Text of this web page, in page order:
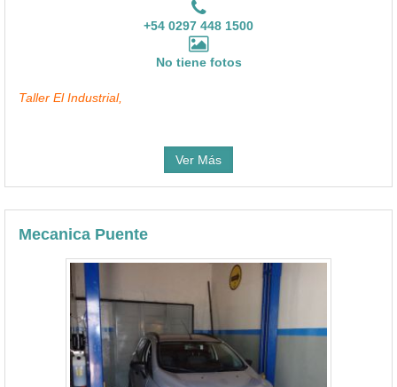
+54 0297 448 1500
No tiene fotos
Taller El Industrial,
Ver Más
Mecanica Puente